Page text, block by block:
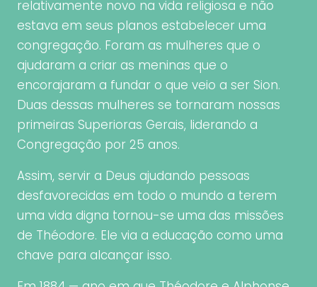
relativamente novo na vida religiosa e não
estava em seus planos estabelecer uma
congregação. Foram as mulheres que o
ajudaram a criar as meninas que o
encorajaram a fundar o que veio a ser Sion.
Duas dessas mulheres se tornaram nossas
primeiras Superioras Gerais, liderando a
Congregação por 25 anos.
Assim, servir a Deus ajudando pessoas
desfavorecidas em todo o mundo a terem
uma vida digna tornou-se uma das missões
de Théodore. Ele via a educação como uma
chave para alcançar isso.